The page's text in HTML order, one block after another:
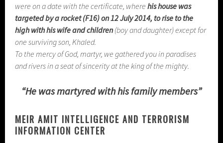
were on a date with the certificate, wherehis house was
targeted by a rocket (F16) on 12 July 2014, to rise to the
high with his wife and children(boy and daughter) except for
one surviving son, Khaled.
To the mercy of God, martyr, we gathered you in paradises
and rivers in a seat of sincerity at the king of the mighty.
“He was martyred with his family members”
MEIR AMIT INTELLIGENCE AND TERRORISM
INFORMATION CENTER